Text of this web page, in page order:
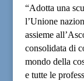
“Adotta una
l’Unione
assieme
consolidata di
mondo della
e tutte le